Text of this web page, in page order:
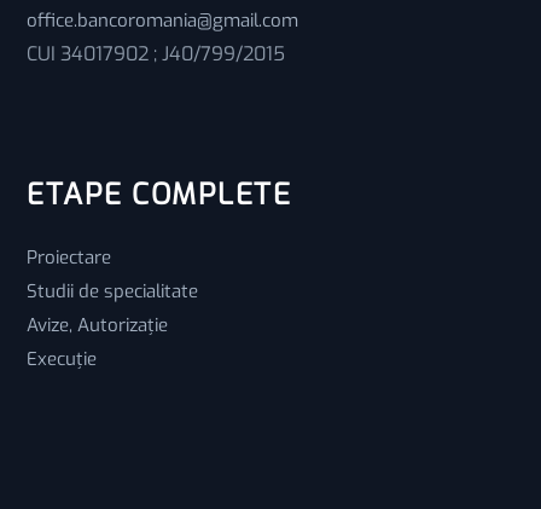
office.bancoromania@gmail.com
CUI 34017902 ; J40/799/2015
ETAPE COMPLETE
Proiectare
Studii de specialitate
Avize, Autorizație
Execuție